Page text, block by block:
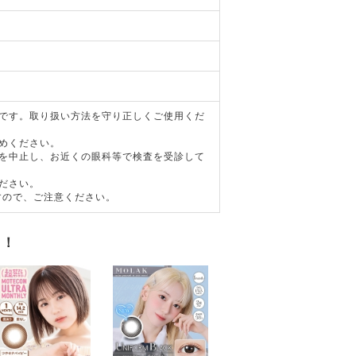
す。取り扱い方法を守り正しくご使用くだ
ください。
中止し、お近くの眼科等で検査を受診して
さい。
で、ご注意ください。